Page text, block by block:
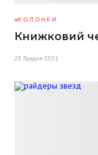
КОЛОНКИ
Книжковий
25 Грудня 2021